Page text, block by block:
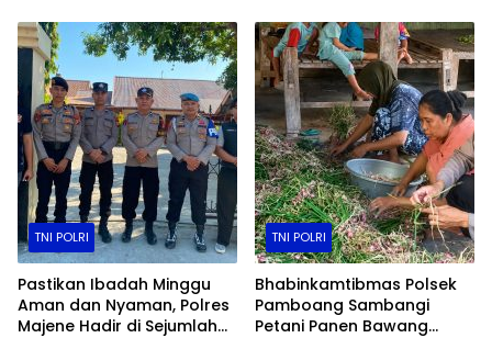
TNI POLRI
Pastikan Ibadah Minggu
Aman dan Nyaman, Polres
Majene Hadir di Sejumlah
TNI POLRI
Bhabinkamtibmas Polsek
Pamboang Sambangi
Petani Panen Bawang